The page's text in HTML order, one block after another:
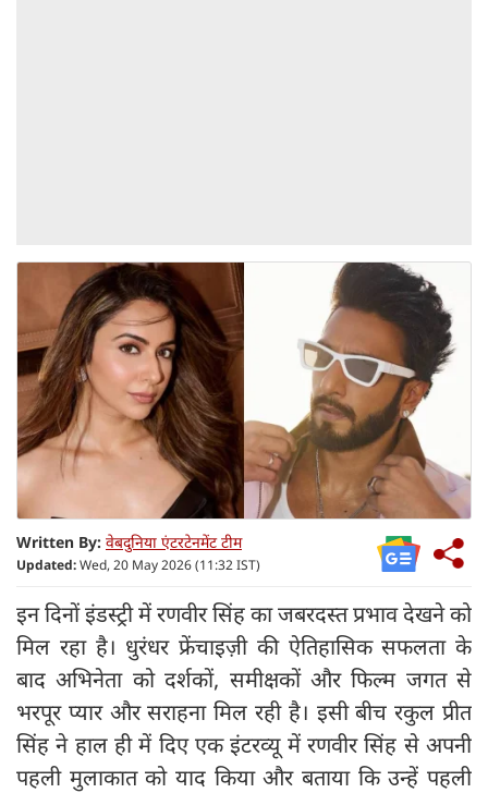
Written By: वेबदुनिया एंटरटेनमेंट टीम
Updated:Wed, 20 May 2026 (11:32 IST)
इन दिनों इंडस्ट्री में रणवीर सिंह का जबरदस्त प्रभाव देखने को
मिल रहा है। धुरंधर फ्रेंचाइज़ी की ऐतिहासिक सफलता के
बाद अभिनेता को दर्शकों, समीक्षकों और फिल्म जगत से
भरपूर प्यार और सराहना मिल रही है। इसी बीच रकुल प्रीत
सिंह ने हाल ही में दिए एक इंटरव्यू में रणवीर सिंह से अपनी
पहली मुलाकात को याद किया और बताया कि उन्हें पहली